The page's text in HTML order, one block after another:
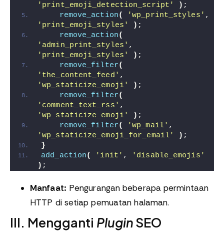
'print_emoji_detection_script'
) ;
remove_action( 'wp_print_styles'
'print_emoji_styles'
) ;
remove_action(
'admin_print_styles'
'print_emoji_styles'
) ;
remove_filter(
'the_content_feed'
'wp_staticize_emoji'
) ;
remove_filter(
'comment_text_rss'
'wp_staticize_emoji'
) ;
remove_filter( 'wp_mail'
'wp_staticize_emoji_for_email'
) ;
}
add_action( 'init' ,
'disable_emojis'
) ;
Manfaat: Pengurangan beberapa permintaan
HTTP di setiap pemuatan halaman.
III. Mengganti PluginSEO